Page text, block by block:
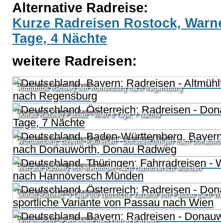
Alternative Radreise:
Kurze Radreisen Rostock,
Tage, 4 Nächte
weitere Radreisen:
Altmühltal Radweg von Rothenburg nach Regensburg
Deutschland, Bayern Radreisen
Donau Radweg Passau - Wien 8 Tage, 7 Nächte
Deutschland, Österreich Radreisen
Württemberg, Bayern: Radreisen - Donaueschingen nach
Deutschland, Baden-Württemberg, Bayern -Württemberg, Bayern:
Werratal Radweg von Meiningen nach Hannoversch Münden
Deutschland, Thüringen Fahrradreisen
Donau Radweg, 5 Tage die sportliche Variante von Passau nach
Deutschland, Österreich Radreisen
Donauwörth - Passau auf dem Donau Radweg
Deutschland, Bayern Radreisen